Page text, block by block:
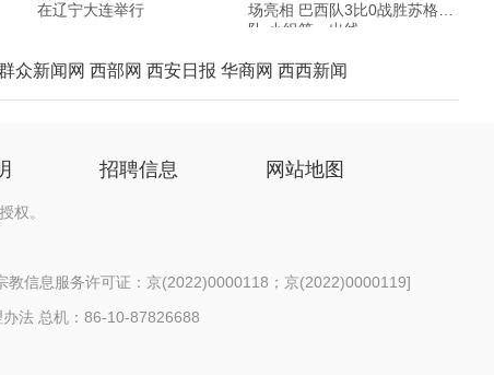
在辽宁大连举行
场亮相 巴西队3比0战胜苏格兰
队 小组第一出线
众新闻网 西部网 西安日报 华商网 西西新闻
招聘信息 网站地图
权。
教信息服务许可证：京(2022)0000118；京(2022)0000119]
办法 总机：86-10-87826688